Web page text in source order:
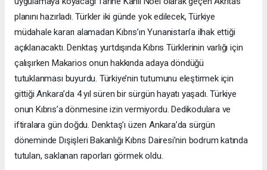
planını hazırladı. Türkler iki günde yok edilecek, Türkiye
müdahale kararı alamadan Kıbrıs’ın Yunanistan’a ilhak ettiği
açıklanacaktı. Denktaş yurtdışında Kıbrıs Türklerinin varlığı için
çalışırken Makarios onun hakkında adaya döndüğü
tutuklanması buyurdu. Türkiye’nin tutumunu eleştirmek için
gittiği Ankara’da 4 yıl süren bir sürgün hayatı yaşadı. Türkiye
onun Kıbrıs’a dönmesine izin vermiyordu. Dedikodulara ve
iftiralara gün doğdu. Denktaş’ı üzen Ankara’da sürgün
döneminde Dışişleri Bakanlığı Kıbrıs Dairesi’nin bodrum katında
tutulan, saklanan raporları görmek oldu.